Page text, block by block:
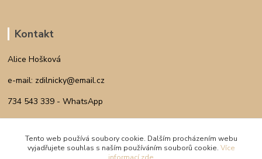
Kontakt
Alice Hošková
e-mail: zdilnicky@email.cz
734 543 339 - WhatsApp
INSTAGRAM
Tento web používá soubory cookie. Dalším procházením webu
vyjadřujete souhlas s naším používáním souborů cookie. Více